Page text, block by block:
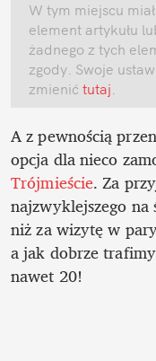
W tym miejscu
element artykułu
żadnego z tych
zgody. Swoje
zmienić tutaj.
A z pewnością
opcja dla nieco
Trójmieście. Za
najzwyklejszego na
niż za wizytę w
a jak dobrze
nawet 20!